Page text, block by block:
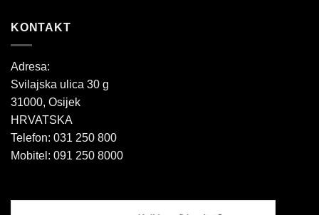
KONTAKT
Adresa:
Svilajska ulica 30 g
31000, Osijek
HRVATSKA
Telefon: 031 250 800
Mobitel: 091 250 8000